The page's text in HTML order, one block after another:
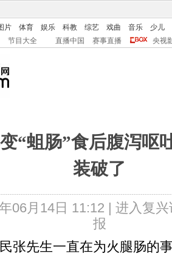
片 体育 娱乐 科教 综艺 戏曲 音乐
少儿
节目大全 直播中国 赛事直播 央视
“蛆肠”食后腹泻呕
装破了
06月14日 11:12 | 进入复兴
报
先生一直在为火腿肠的